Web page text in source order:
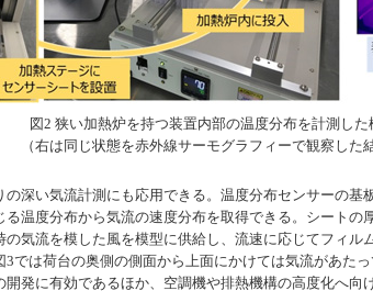
図2 狭い加熱炉を持つ装置内部の温度分布を計測した
（右は同じ状態を赤外線サーモグラフィーで観察した結
深い気流計測にも応用できる。温度分布センサーの
温度分布から気流の速度分布を取得できる。シートの
気流を模した風を模型に供給し、流速に応じてフィ
では荷台の奥側の側面から上面にかけては気流があた
発に有効であるほか、空調機や排熱機構の高度化へ